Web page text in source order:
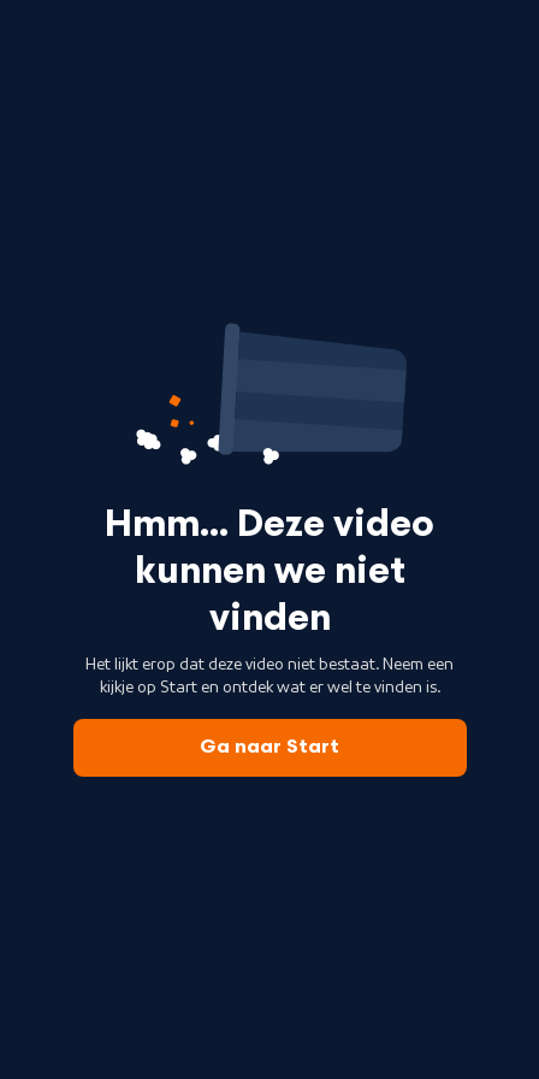
Hmm… Deze video
kunnen we niet
vinden
Het lijkt erop dat deze video niet bestaat. Neem een
kijkje op Start en ontdek wat er wel te vinden is.
Ga naar Start